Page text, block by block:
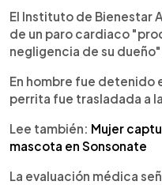
El Instituto de Bienestar
de un paro cardiaco
negligencia de su
En hombre fue detenido
perrita fue trasladada a
Lee también: Mujer
mascota en Sonsonate
La evaluación médica